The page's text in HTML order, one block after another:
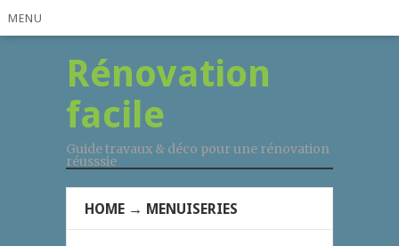
MENU
Rénovation
facile
Guide travaux & déco pour une rénovation
réusssie
HOME → MENUISERIES